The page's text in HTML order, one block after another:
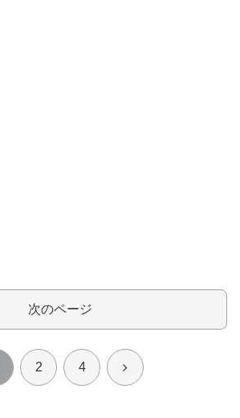
次のページ
2 4 次